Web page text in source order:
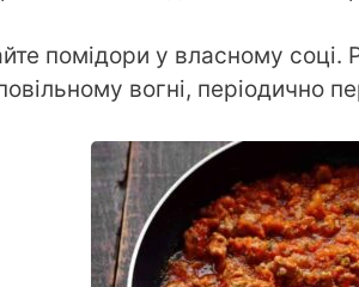
помідори у власному
вогні, періодично